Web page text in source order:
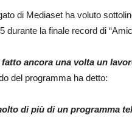
di Mediaset ha voluto
durante la finale record di
fatto ancora una volta un
del programma ha detto:
di più di un programma